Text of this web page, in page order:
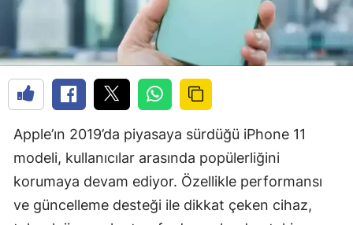
Apple’ın 2019’da piyasaya sürdüğü iPhone 11
modeli, kullanıcılar arasında popülerliğini
korumaya devam ediyor. Özellikle performansı
ve güncelleme desteği ile dikkat çeken cihaz,